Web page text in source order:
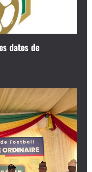
dates de